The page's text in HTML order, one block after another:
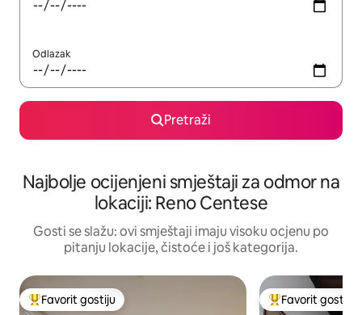
Odlazak
Pretraži
Najbolje ocijenjeni smještaji za odmor na
lokaciji: Reno Centese
Gosti se slažu: ovi smještaji imaju visoku ocjenu po
pitanju lokacije, čistoće i još kategorija.
Glavni favorit gostiju
Favorit gostiju Glavni favorit
Favorit gostiju